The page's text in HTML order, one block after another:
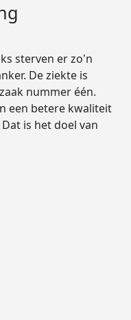
sterven er zo'n
De ziekte is
nummer één.
een betere kwaliteit
is het doel van